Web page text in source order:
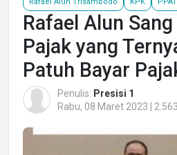
Rafael Alun
Pajak yang
Patuh Bayar
Penulis: Presisi 1
Rabu, 08 Maret 2023 |